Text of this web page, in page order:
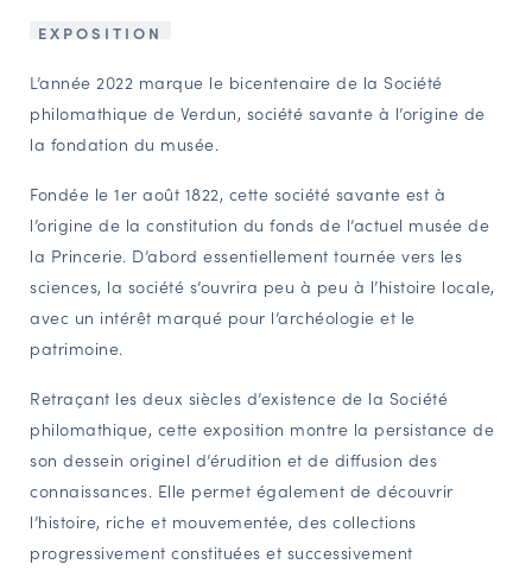
PORTAIL CULTURE
Comité d'Histoire Régionale
Service Inventaire et Patrimoines de la Région Grand Est
VOUS ÊTES…
Responsables de structures
Étudiants & chercheurs
EXPOSITION
L’année 2022 marque le bicentenaire de la Société
philomathique de Verdun, société savante à l’origine de
la fondation du musée.
Fondée le 1er août 1822, cette société savante est à
l’origine de la constitution du fonds de l’actuel musée de
la Princerie. D’abord essentiellement tournée vers les
sciences, la société s’ouvrira peu à peu à l’histoire locale,
avec un intérêt marqué pour l’archéologie et le
patrimoine.
Retraçant les deux siècles d’existence de la Société
philomathique, cette exposition montre la persistance de
son dessein originel d’érudition et de diffusion des
connaissances. Elle permet également de découvrir
l’histoire, riche et mouvementée, des collections
progressivement constituées et successivement